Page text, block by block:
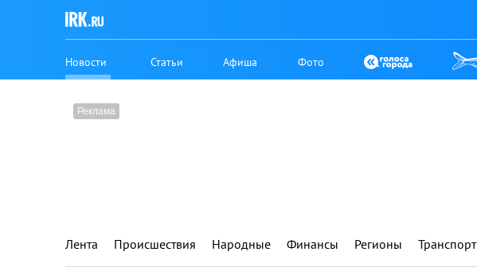
Новости Статьи Афиша Фото
Лента Происшествия Народные Финансы Регионы Транспорт